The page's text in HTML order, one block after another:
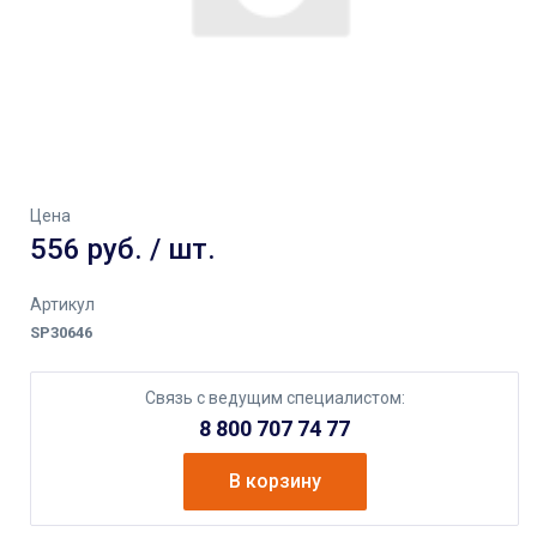
Цена
556 руб. / шт.
Артикул
SP30646
Связь с ведущим специалистом:
8 800 707 74 77
В корзину